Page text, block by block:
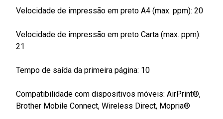
Velocidade de impressão em preto A4 (max. ppm): 20
Velocidade de impressão em preto Carta (max. ppm):
21
Tempo de saída da primeira página: 10
Compatibilidade com dispositivos móveis: AirPrint®,
Brother Mobile Connect, Wireless Direct, Mopria®